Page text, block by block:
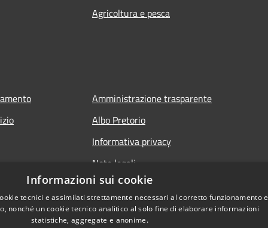
Agricoltura e pesca
Amministrazione trasparente
Albo Pretorio
Informativa privacy
Note legali
Dichiarazione di accessibilità
Obiettivi di accessibilità
Informazioni sui cookie
tecnici e assimilati strettamente necessari al corretto funzionamento e
nonché un cookie tecnico analitico al solo fine di elaborare informazioni
statistiche, aggregate e anonime.